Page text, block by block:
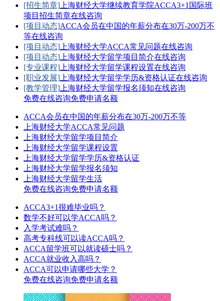
[招生简章] 上海财经大学继续教育学院ACCA3+1国际班
项目招生简章在线咨询
[项目动态]ACCA会员在中国的年薪分布在30万-200万不
等在线咨询
[项目动态] 上海财经大学ACCA常见问题在线咨询
[项目动态] 上海财经大学留学项目简介在线咨询
[专业课程] 上海财经大学留学课程设置在线咨询
[职业发展] 上海财经大学留学学历&资格认证在线咨询
[教学管理] 上海财经大学留学报名须知在线咨询
免费在线咨询免费申请名额
ACCA会员在中国的年薪分布在30万-200万不等
上海财经大学ACCA常见问题
上海财经大学留学项目简介
上海财经大学留学课程设置
上海财经大学留学学历&资格认证
上海财经大学留学报名须知
上海财经大学留学生活
免费在线咨询免费申请名额
ACCA3+1很难毕业吗？
数学不好可以学ACCA吗？
入学考试难吗？
高考专科线可以读ACCA吗？
ACCA留学班可以就读硕士吗？
ACCA就业收入高吗？
ACCA可以申请哪些大学？
免费在线咨询免费申请名额